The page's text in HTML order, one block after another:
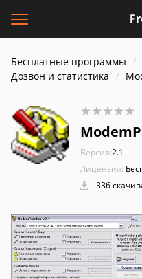
Бесплатные программы
Дозвон и статистика
Версия:2.1
Лицензия:
336